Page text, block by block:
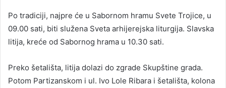
Po tradiciji, najpre će u Sabornom hramu Svete Trojice, u
09.00 sati, biti služena Sveta arhijerejska liturgija. Slavska
litija, kreće od Sabornog hrama u 10.30 sati.
Preko šetališta, litija dolazi do zgrade Skupštine grada.
Potom Partizanskom i ul. Ivo Lole Ribara i šetališta, kolona